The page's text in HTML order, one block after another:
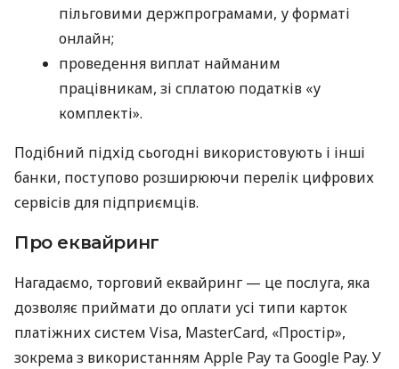
пільговими держпрограмами, у форматі
онлайн;
проведення виплат найманим
працівникам, зі сплатою податків «у
комплекті».
Подібний підхід сьогодні використовують і інші
банки, поступово розширюючи перелік цифрових
сервісів для підприємців.
Про еквайринг
Нагадаємо, торговий еквайринг — це послуга, яка
дозволяє приймати до оплати усі типи карток
платіжних систем Visa, MasterCard, «Простір»,
зокрема з використанням Apple Pay та Google Pay. У